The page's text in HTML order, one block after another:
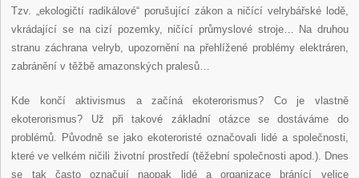
Tzv. „ekologičtí radikálové“ porušující zákon a ničící velrybářské lodě,
vkrádající se na cizí pozemky, ničící průmyslové stroje… Na druhou
stranu záchrana velryb, upozornění na přehlížené problémy elektráren,
zabránění v těžbě amazonských pralesů…
Kde končí aktivismus a začíná ekoterorismus? Co je vlastně
ekoterorismus? Už při takové základní otázce se dostáváme do
problémů. Původně se jako ekoteroristé označovali lidé a společnosti,
které ve velkém ničili životní prostředí (těžební společnosti apod.). Dnes
se tak často označují naopak lidé a organizace bránící velice